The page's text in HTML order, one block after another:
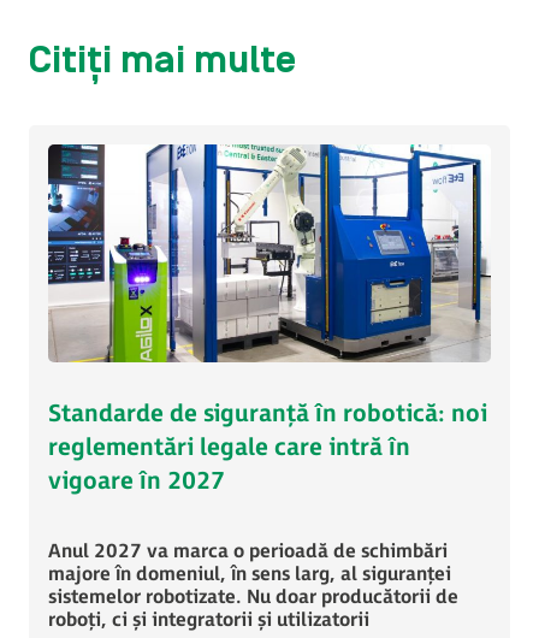
Citiți mai multe
Standarde de siguranță în robotică: noi
reglementări legale care intră în
vigoare în 2027
Anul 2027 va marca o perioadă de schimbări
majore în domeniul, în sens larg, al siguranței
sistemelor robotizate. Nu doar producătorii de
roboți, ci și integratorii și utilizatorii